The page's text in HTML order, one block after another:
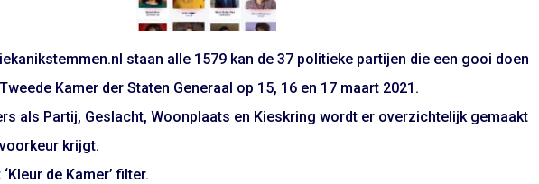
staan alle 1579 kan de 37 politieke partijen die een gooi doen
Kamer der Staten Generaal op 15, 16 en 17 maart 2021.
als Partij, Geslacht, Woonplaats en Kieskring wordt er overzichtelijk gemaakt
krijgt.
de Kamer’ filter.